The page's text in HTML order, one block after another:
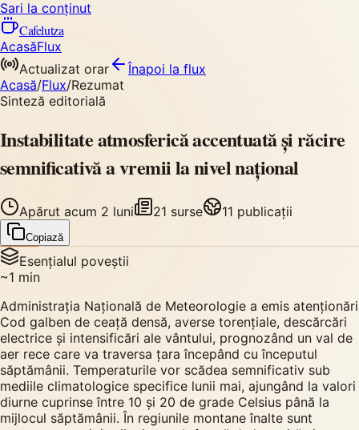
Sari la conținut
Cafelutza
AcasăFlux
Actualizat orar
Înapoi la flux
Acasă/Flux/Rezumat
Sinteză editorială
Instabilitate atmosferică accentuată și răcire
semnificativă a vremii la nivel național
Apărut acum 2 luni 21 surse 11 publicații
Copiază
Esențialul poveștii
~1 min
Administrația Națională de Meteorologie a emis atenționări
Cod galben de ceață densă, averse torențiale, descărcări
electrice și intensificări ale vântului, prognozând un val de
aer rece care va traversa țara începând cu începutul
săptămânii. Temperaturile vor scădea semnificativ sub
mediile climatologice specifice lunii mai, ajungând la valori
diurne cuprinse între 10 și 20 de grade Celsius până la
mijlocul săptămânii. În regiunile montane înalte sunt